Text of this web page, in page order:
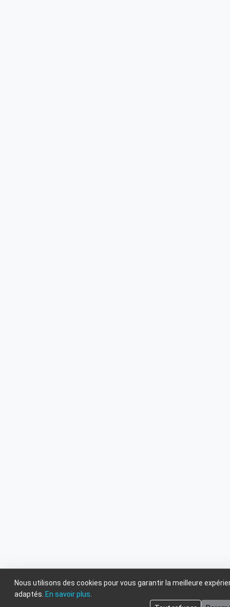
Nous utilisons des cookies pour vous garantir la meilleure
adaptés. En savoir plus